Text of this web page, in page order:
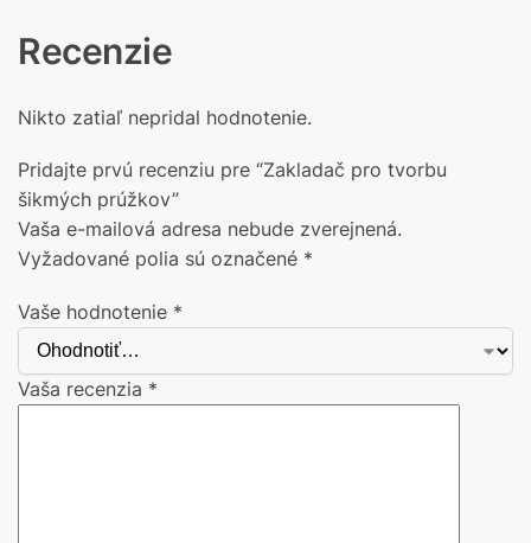
Recenzie
Nikto zatiaľ nepridal hodnotenie.
Pridajte prvú recenziu pre “Zakladač pro tvorbu
šikmých prúžkov”
Vaša e-mailová adresa nebude zverejnená.
Vyžadované polia sú označené *
Vaše hodnotenie *
Vaša recenzia *